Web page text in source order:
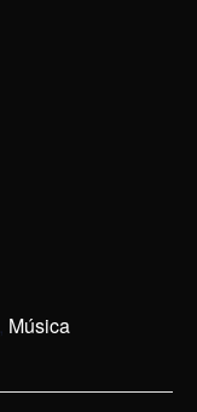
, Música